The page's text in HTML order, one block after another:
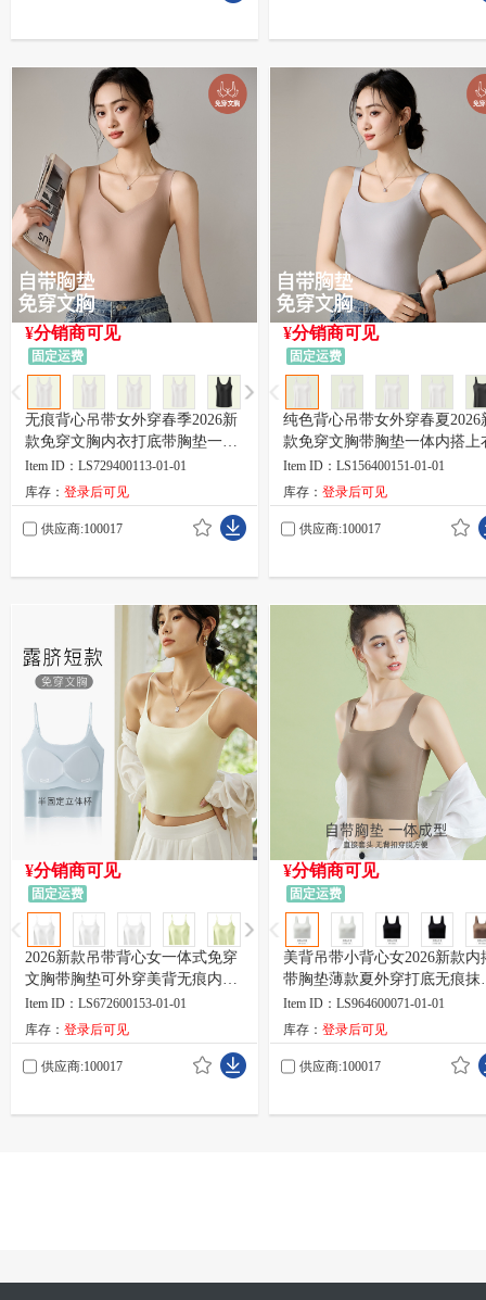
¥分销商可见
固定运费
无痕背心吊带女外穿春季2026新
款免穿文胸内衣打底带胸垫一体
内搭
Item ID：LS729400113-01-01
库存： 登录后可见
供应商:100017
¥分销商可见
固定运费
纯色背心吊带女外穿春夏2026
款免穿文胸带胸垫一体内搭上
Item ID：LS156400151-01-01
库存： 登录后可见
供应商:100017
¥分销商可见
固定运费
2026新款吊带背心女一体式免穿
文胸带胸垫可外穿美背无痕内搭
上衣
Item ID：LS672600153-01-01
库存： 登录后可见
供应商:100017
¥分销商可见
固定运费
美背吊带小背心女2026新款内
带胸垫薄款夏外穿打底无痕抹
内衣
Item ID：LS964600071-01-01
库存： 登录后可见
供应商:100017